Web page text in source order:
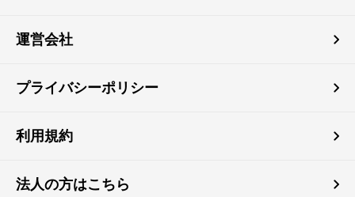
運営会社
プライバシーポリシー
利用規約
法人の方はこちら